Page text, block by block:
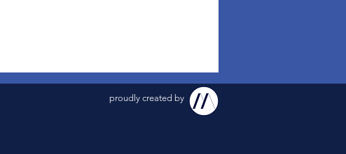
proudly created by